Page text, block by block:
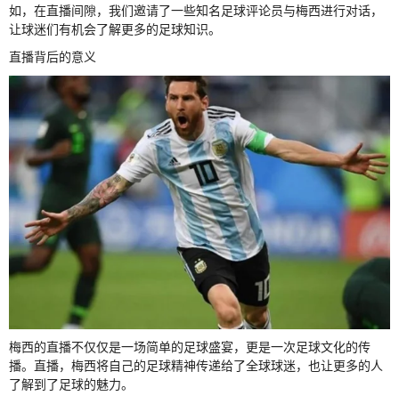
如，在直播间隙，我们邀请了一些知名足球评论员与梅西进行对话，
让球迷们有机会了解更多的足球知识。
直播背后的意义
梅西的直播不仅仅是一场简单的足球盛宴，更是一次足球文化的传
播。直播，梅西将自己的足球精神传递给了全球球迷，也让更多的人
了解到了足球的魅力。